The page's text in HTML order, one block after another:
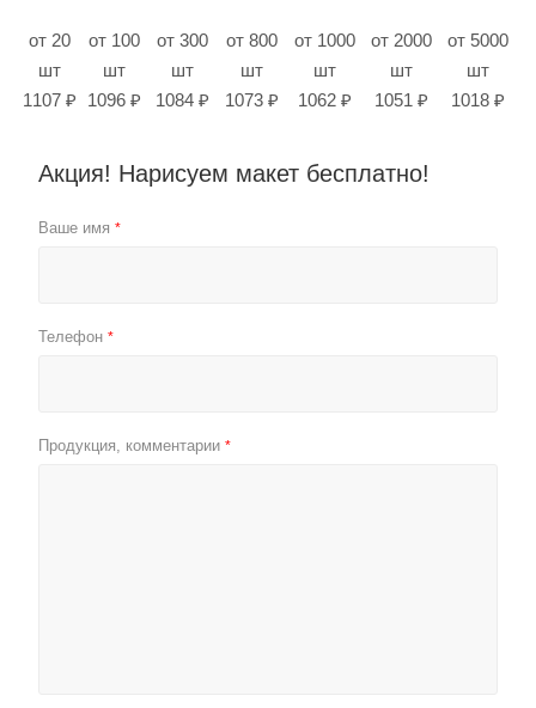
от 20
шт
1107 ₽
от 100
шт
1096 ₽
от 300
шт
1084 ₽
от 800
шт
1073 ₽
от 1000
шт
1062 ₽
от 2000
шт
1051 ₽
от 5000
шт
1018 ₽
Акция! Нарисуем макет бесплатно!
Ваше имя *
Телефон *
Продукция, комментарии *